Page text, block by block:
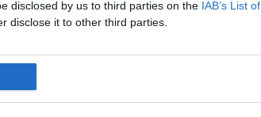
disclosed by us to third parties on the IAB’s List of
disclose it to other third parties.
sora mai mică să
parte dintr-o trupă de street